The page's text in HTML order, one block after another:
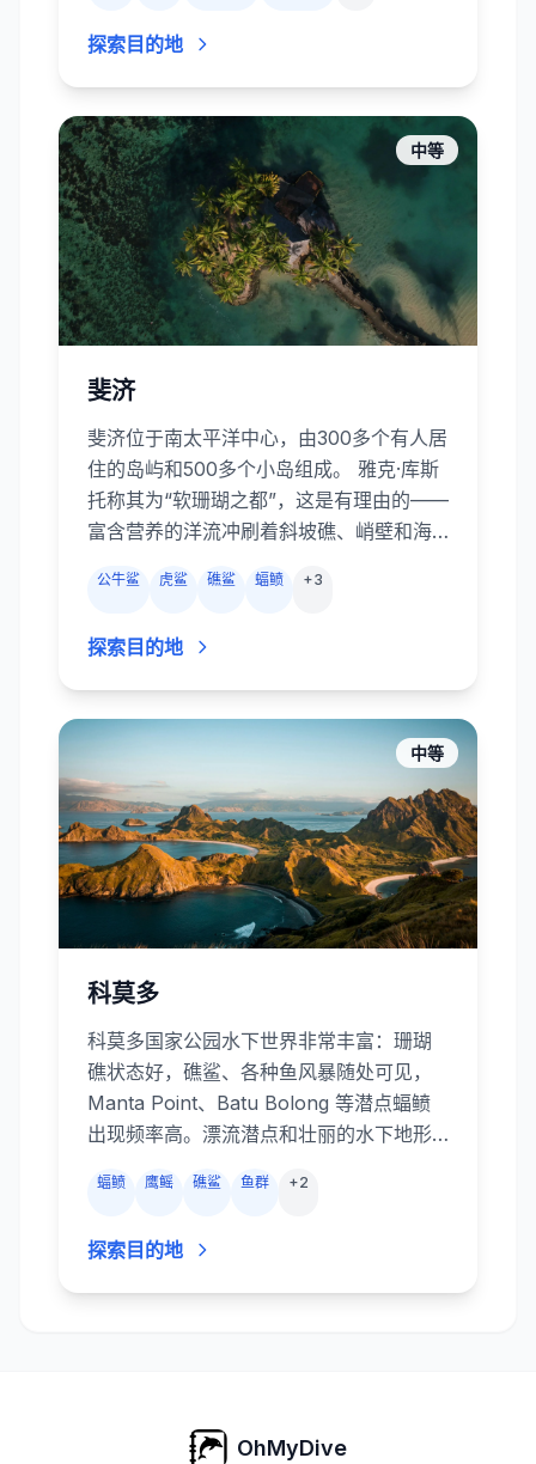
蓝角巡游；蝠鲼在德国水道的清洁站来回
盘旋；乌隆水道让你在砗磲和玫瑰珊瑚上
方极速漂流。潜水间隙还可去水母湖与无
毒水母共泳，或探索被五彩海绵覆盖的二
战船舰与飞机残骸。
探索目的地
中等
斐济
斐济位于南太平洋中心，由300多个有人居
住的岛屿和500多个小岛组成。 雅克·库斯
托称其为“软珊瑚之都”，这是有理由的——
富含营养的洋流冲刷着斜坡礁、峭壁和海
从 Somosomo 海峡绚烂的珊瑚花园与峭
Bligh Water 和 Koro Sea 远离人烟的通
道，斐济潜点丰富多样。 海狼、杰克和外
科鱼群在头顶巡游，蝠鲼、海龟、公牛鲨
以及偶尔出现的锤头鲨悠然掠过。 当地居
民友好，岛屿氛围悠闲，使斐济既适合冒
险的船宿潜水，也适合度假村轻松潜水。
公牛鲨 虎鲨 礁鲨 蝠鲼 +3
探索目的地
中等
科莫多
科莫多国家公园水下世界非常丰富：珊瑚
礁状态好，礁鲨、各种鱼风暴随处可见，
Manta Point、Batu Bolong 等潜点蝠鲼
出现频率高。漂流潜点和壮丽的水下地形
不会失望。有些潜店还提供2潜+科莫多龙
前巨兽的魅力。
蝠鲼 鹰鳐 礁鲨 鱼群 +2
探索目的地
OhMyDive